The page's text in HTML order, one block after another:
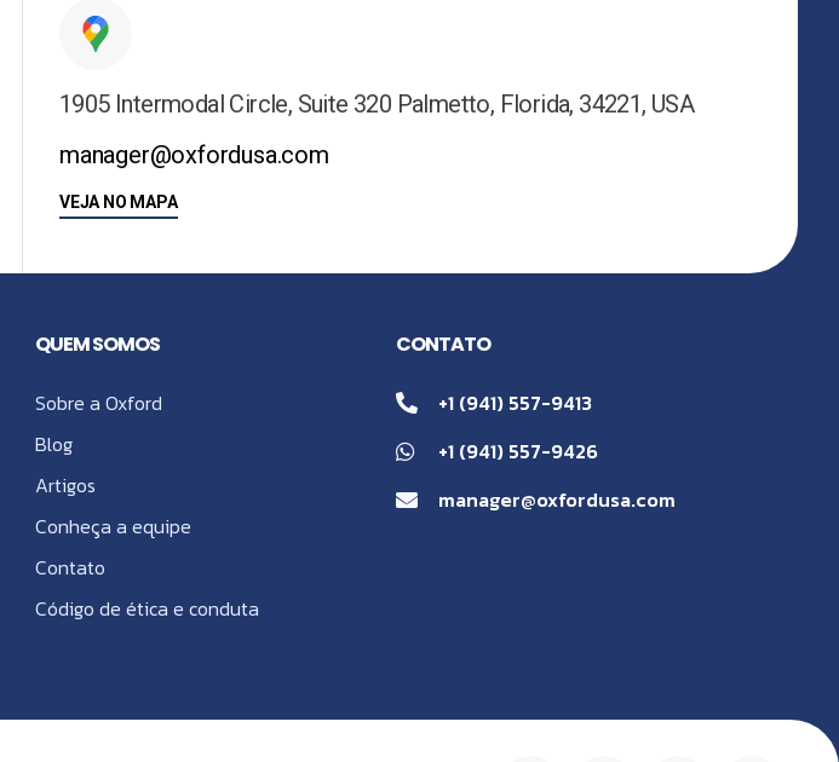
1905 Intermodal Circle, Suite 320 Palmetto, Florida, 34221, USA
manager@oxfordusa.com
VEJA NO MAPA
QUEM SOMOS
Sobre a Oxford
Blog
Artigos
Conheça a equipe
Contato
Código de ética e conduta
CONTATO
+1 (941) 557-9413
+1 (941) 557-9426
manager@oxfordusa.com